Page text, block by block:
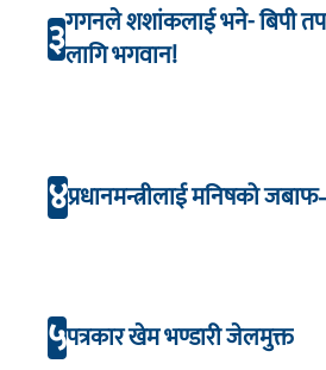
३गगनले शशांकलाई भने- बिपी
लागि भगवान!
४प्रधानमन्त्रीलाई मनिषको
५पत्रकार खेम भण्डारी जेलमुक्त